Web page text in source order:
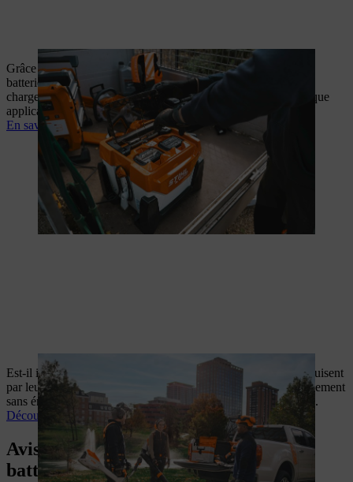
Grâce à une gestion intelligente de la recharge, votre flotte de
batteries reste toujours opérationnelle. STIHL propose des
chargeurs, armoires de recharge et solutions mobiles pour chaque
application.
En savoir plus sur la gestion d'énergie
Est-il intéressant de passer à la batterie ? Les outils STIHL séduisent
par leur puissance constante, leur faible poids et leur fonctionnement
sans émissions locales, même dans des applications exigeantes.
Découvrez les avantages des batteries
Avis d’experts sur les systèmes de
batteries STIHL